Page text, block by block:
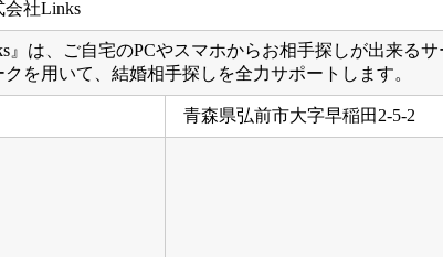
は、ご自宅のPCやスマホからお相手探しが出来る
を用いて、結婚相手探しを全力サポートします。
青森県弘前市大字早稲田2-5-2